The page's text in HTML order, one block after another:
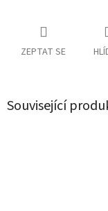
ZEPTAT SE
Související